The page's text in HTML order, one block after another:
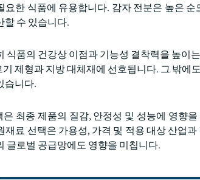
요한 식품에 유용합니다. 감자 전분은 높은
할 수 있습니다.
식품의 건강상 이점과 기능성 결착력을 높이
제형과 지방 대체재에 선호됩니다. 그 밖에
습니다.
은 최종 제품의 질감, 안정성 및 성능에 영향
재료 선택은 가용성, 가격 및 적용 대상 산업
글로벌 공급망에도 영향을 미칩니다.